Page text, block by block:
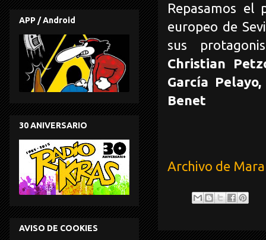
Repasamos el
europeo de
sus
Christian
García
Benet
Archivo de
APP / Android
30 ANIVERSARIO
AVISO DE COOKIES